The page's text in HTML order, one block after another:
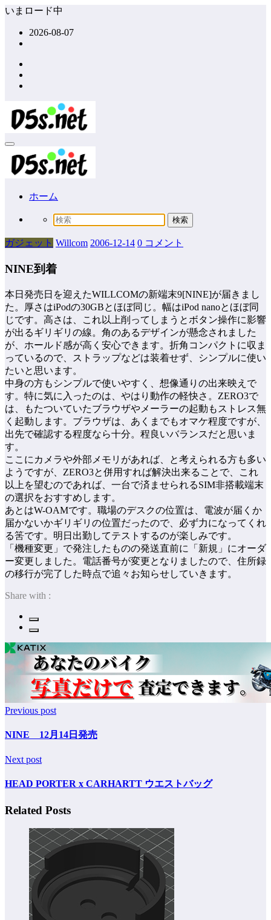
コ
ッ
プ
いまロード中
2026-08-07
ホーム
ガジェット Willcom 2006-12-14 0 コメント
NINE到着
本日発売日を迎えたWILLCOMの新端末9[NINE]が届きまし
た。厚さはiPodの30GBとほぼ同じ。幅はiPod nanoとほぼ同
じです。高さは、これ以上削ってしまうとボタン操作に影響
が出るギリギリの線。角のあるデザインが懸念されました
が、ホールド感が高く安心できます。折角コンパクトに収ま
っているので、ストラップなどは装着せず、シンプルに使い
たいと思います。
中身の方もシンプルで使いやすく、想像通りの出来映えで
す。特に気に入ったのは、やはり動作の軽快さ。ZERO3で
は、もたついていたブラウザやメーラーの起動もストレス無
く起動します。ブラウザは、あくまでもオマケ程度ですが、
出先で確認する程度なら十分。程良いバランスだと思いま
す。
ここにカメラや外部メモリがあれば、と考えられる方も多い
ようですが、ZERO3と併用すれば解決出来ることで、これ
以上を望むのであれば、一台で済ませられるSIM非搭載端末
の選択をおすすめします。
あとはW-OAMです。職場のデスクの位置は、電波が届くか
届かないかギリギリの位置だったので、必ず力になってくれ
る筈です。明日出勤してテストするのが楽しみです。
「機種変更」で発注したものの発送直前に「新規」にオーダ
ー変更しました。電話番号が変更となりましたので、住所録
の移行が完了した時点で追々お知らせしていきます。
Share with :
Previous post
NINE 12月14日発売
Next post
HEAD PORTER x CARHARTT ウエストバッグ
Related Posts